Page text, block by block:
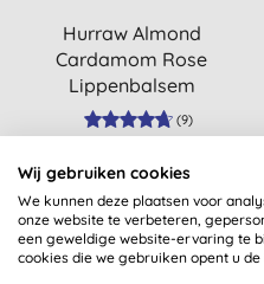
Hurraw Almond
Cardamom Rose
Lippenbalsem
(9)
€ 6,15 KOPEN
Wij gebruiken cookies
We kunnen deze plaatsen voor
onze website te verbeteren,
een geweldige website-ervaring te
cookies die we gebruiken opent u